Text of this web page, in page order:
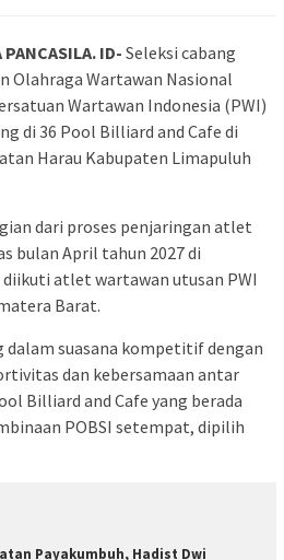
ID- Seleksi cabang
Olahraga Wartawan Nasional
Wartawan Indonesia (PWI)
di 36 Pool Billiard and Cafe di
Harau Kabupaten Limapuluh
dari proses penjaringan atlet
bulan April tahun 2027 di
atlet wartawan utusan PWI
Barat.
suasana kompetitif dengan
dan kebersamaan antar
Billiard and Cafe yang berada
POBSI setempat, dipilih
Payakumbuh, Hadist Dwi